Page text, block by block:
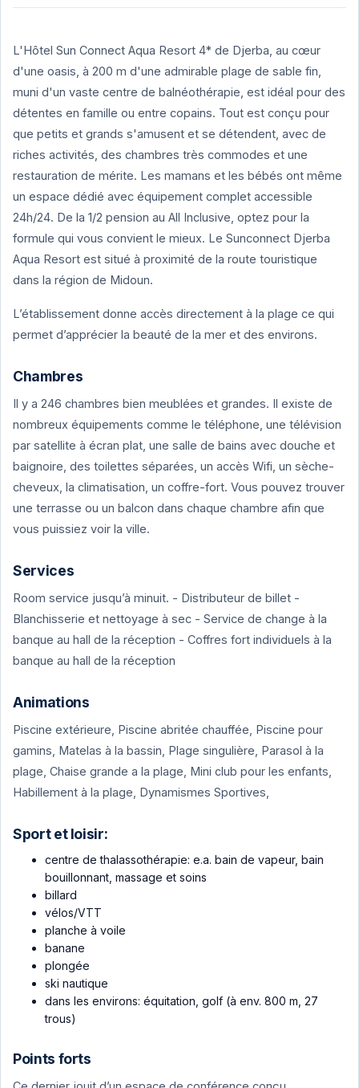
L'Hôtel Sun Connect Aqua Resort 4* de Djerba, au cœur
d'une oasis, à 200 m d'une admirable plage de sable fin,
muni d'un vaste centre de balnéothérapie, est idéal pour des
détentes en famille ou entre copains. Tout est conçu pour
que petits et grands s'amusent et se détendent, avec de
riches activités, des chambres très commodes et une
restauration de mérite. Les mamans et les bébés ont même
un espace dédié avec équipement complet accessible
24h/24. De la 1/2 pension au All Inclusive, optez pour la
formule qui vous convient le mieux. Le Sunconnect Djerba
Aqua Resort est situé à proximité de la route touristique
dans la région de Midoun.
L’établissement donne accès directement à la plage ce qui
permet d’apprécier la beauté de la mer et des environs.
Chambres
Il y a 246 chambres bien meublées et grandes. Il existe de
nombreux équipements comme le téléphone, une télévision
par satellite à écran plat, une salle de bains avec douche et
baignoire, des toilettes séparées, un accès Wifi, un sèche-
cheveux, la climatisation, un coffre-fort. Vous pouvez trouver
une terrasse ou un balcon dans chaque chambre afin que
vous puissiez voir la ville.
Services
Room service jusqu’à minuit. - Distributeur de billet -
Blanchisserie et nettoyage à sec - Service de change à la
banque au hall de la réception - Coffres fort individuels à la
banque au hall de la réception
Animations
Piscine extérieure, Piscine abritée chauffée, Piscine pour
gamins, Matelas à la bassin, Plage singulière, Parasol à la
plage, Chaise grande a la plage, Mini club pour les enfants,
Habillement à la plage, Dynamismes Sportives,
Sport et loisir:
centre de thalassothérapie: e.a. bain de vapeur, bain
bouillonnant, massage et soins
billard
vélos/VTT
planche à voile
banane
plongée
ski nautique
dans les environs: équitation, golf (à env. 800 m, 27
trous)
Points forts